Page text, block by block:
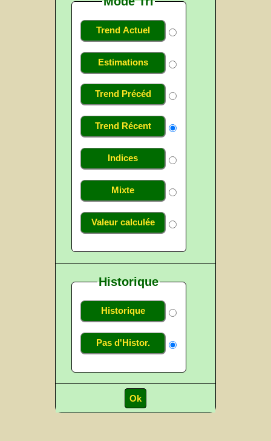
Trend Actuel
Estimations
Trend Précéd
Trend Récent
Indices
Mixte
Valeur calculée
Historique
Historique
Pas d'Histor.